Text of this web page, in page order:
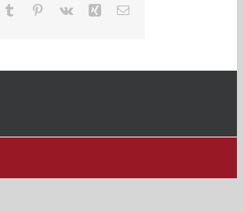
Tumblr Pinterest
Vk Xing E-